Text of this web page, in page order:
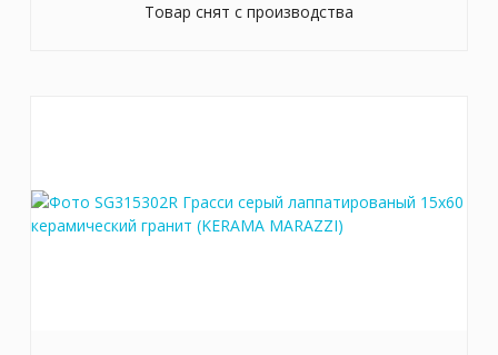
Товар снят с производства